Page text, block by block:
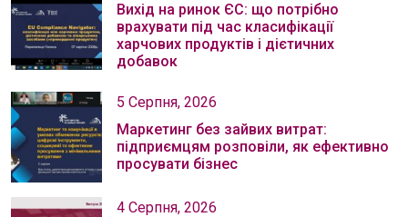
Вихід на ринок ЄС: що потрібно
врахувати під час класифікації
харчових продуктів і дієтичних
добавок
5 Серпня, 2026
Маркетинг без зайвих витрат:
підприємцям розповіли, як ефективно
просувати бізнес
4 Серпня, 2026